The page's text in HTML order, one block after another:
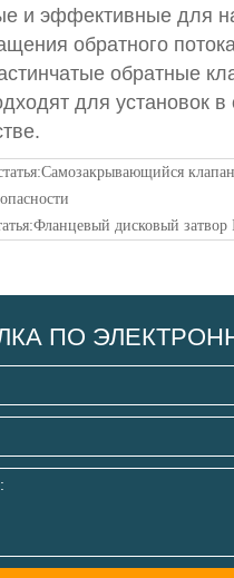
и эффективные для
обратного
обратные
для установок в
Самозакрывающийся
Фланцевый дисковый
ПО